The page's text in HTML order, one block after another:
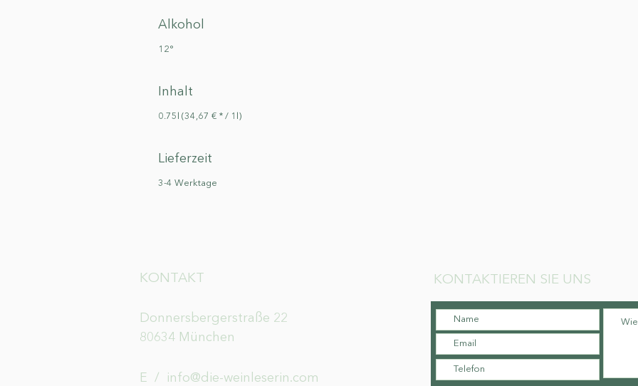
Alkohol
12°
Inhalt
0.75l (34,67 € * / 1l)
Lieferzeit
3-4 Werktage
KONTAKT
Donnersbergerstraße 22
80634 München
E /
info@die-weinleserin.com
KONTAKTIEREN SIE UNS